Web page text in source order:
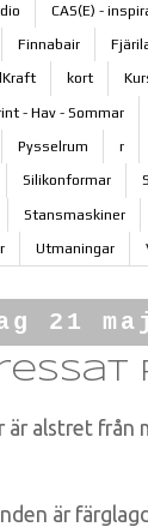
CAS(E) -
Finnabair
kort
- Hav - Sommar
Pysselrum r
Silikonformar
Stansmaskiner
Utmaningar
21
är alstret från
är